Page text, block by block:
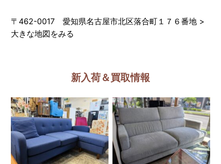
〒462-0017 愛知県名古屋市北区落合町１７６番地 >
大きな地図をみる
新入荷＆買取情報